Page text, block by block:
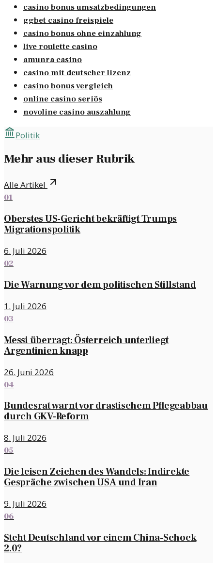
casino bonus umsatzbedingungen
ggbet casino freispiele
casino bonus ohne einzahlung
live roulette casino
amunra casino
casino mit deutscher lizenz
casino bonus vergleich
online casino seriös
novoline casino auszahlung
Politik
Mehr aus dieser Rubrik
Alle Artikel
01
Oberstes US-Gericht bekräftigt Trumps
Migrationspolitik
6. Juli 2026
02
Die Warnung vor dem politischen Stillstand
1. Juli 2026
03
Messi überragt: Österreich unterliegt
Argentinien knapp
26. Juni 2026
04
Bundesrat warnt vor drastischem Pflegeabbau
durch GKV-Reform
8. Juli 2026
05
Die leisen Zeichen des Wandels: Indirekte
Gespräche zwischen USA und Iran
9. Juli 2026
06
Steht Deutschland vor einem China-Schock
2.0?